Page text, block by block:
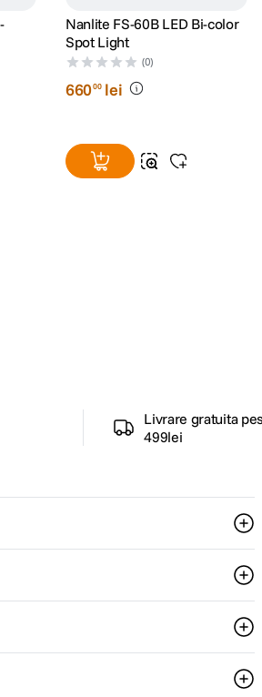
Nanlite FS-60B LED Bi-color
Spot Light
(0)
66000 lei
Livrare gratuita
499lei